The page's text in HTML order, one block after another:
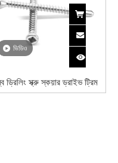
ভিডিও
ড্রিলিং স্ক্রু স্কয়ার ড্রাইভ ট্রিম